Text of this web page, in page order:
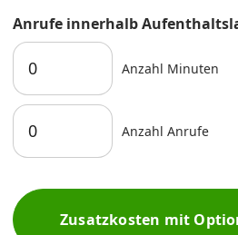
Anrufe innerhalb
Anzahl Minuten
Anzahl Anrufe
Zusatzkosten mit